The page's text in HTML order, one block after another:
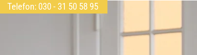
Telefon: 030 - 31 50 58 95